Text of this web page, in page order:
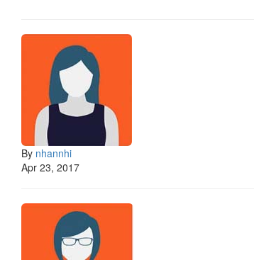
By nhannhi
Apr 23, 2017